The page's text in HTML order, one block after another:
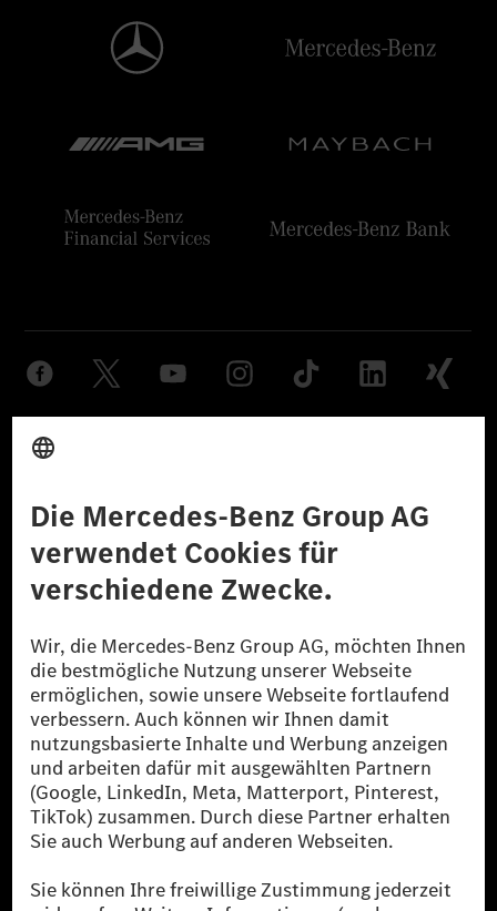
© 2026 Mercedes-Benz Group AG. Alle Rechte vorbehalten.
reduzierte CO₂-Emissionen bei der Mercedes-Benz Group durch
zertifizierte Ausgleichsprojekte kompensiert werden.
[2] Renewable Charging ist ein integraler Bestandteil von MB.CHARGE
Public in Europa, den USA, Kanada und China. Sofern an der jeweiligen
Ladestation noch kein Strom aus erneuerbaren Energien vorliegt,
verwendet Renewable Charging Grünstromzertifikate*. Diese stellen
sicher, dass für Ladevorgänge über MB.CHARGE Public eine äquivalente
Strommenge aus erneuerbaren Energien ins Stromnetz eingespeist wird.
Sie stammen ausschließlich aus Wind- und Solarkraftanlagen, die jünger
als sechs Jahre sind.
* Inkl. EKOenergy Ökolabel
* Die angegebenen Werte wurden nach dem vorgeschriebenen
Messverfahren WLTP (Worldwide harmonised Light vehicles Test